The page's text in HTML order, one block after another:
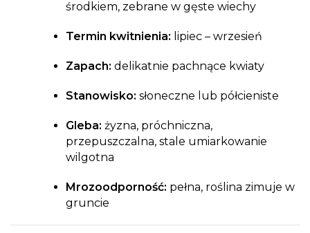
środkiem, zebrane w gęste wiechy
Termin kwitnienia: lipiec – wrzesień
Zapach: delikatnie pachnące kwiaty
Stanowisko: słoneczne lub półcieniste
Gleba: żyzna, próchniczna,
przepuszczalna, stale umiarkowanie
wilgotna
Mrozoodporność: pełna, roślina zimuje w
gruncie